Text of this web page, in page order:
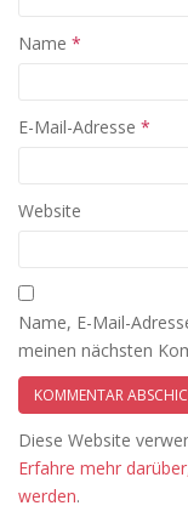
Name *
E-Mail-Adresse *
Website
Name, E-Mail-
meinen nächsten
Diese Website
Erfahre mehr
werden.